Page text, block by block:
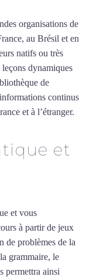
organisations de
au Brésil et en
natifs ou très
dynamiques
de
continus
et à l’étranger.
et
et vous
à partir de jeux
de problèmes de la
grammaire, le
permettra ainsi